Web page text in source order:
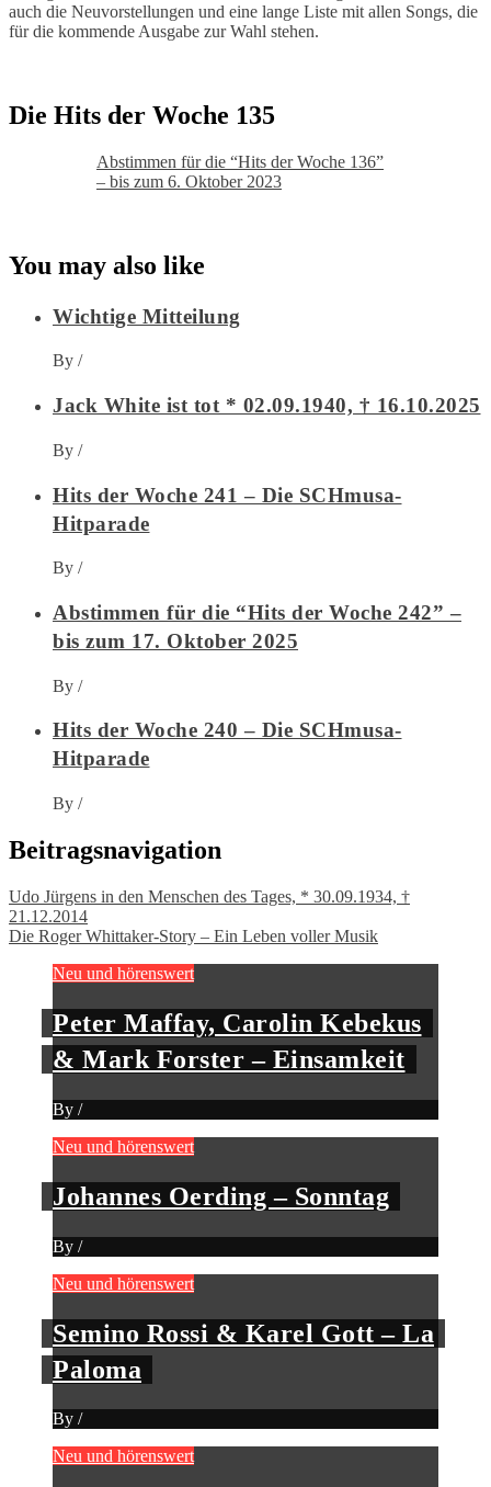
auch die Neuvorstellungen und eine lange Liste mit allen Songs, die
für die kommende Ausgabe zur Wahl stehen.
Die Hits der Woche 135
Abstimmen für die “Hits der Woche 136”
– bis zum 6. Oktober 2023
You may also like
Wichtige Mitteilung
By /
Jack White ist tot * 02.09.1940, † 16.10.2025
By /
Hits der Woche 241 – Die SCHmusa-
Hitparade
By /
Abstimmen für die “Hits der Woche 242” –
bis zum 17. Oktober 2025
By /
Hits der Woche 240 – Die SCHmusa-
Hitparade
By /
Beitragsnavigation
Udo Jürgens in den Menschen des Tages, * 30.09.1934, †
21.12.2014
Die Roger Whittaker-Story – Ein Leben voller Musik
Neu und hörenswert
Peter Maffay, Carolin Kebekus
& Mark Forster – Einsamkeit
By /
Neu und hörenswert
Johannes Oerding – Sonntag
By /
Neu und hörenswert
Semino Rossi & Karel Gott – La
Paloma
By /
Neu und hörenswert